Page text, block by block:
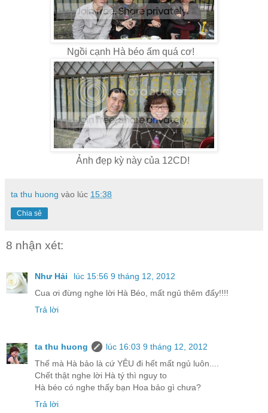
Ngồi cạnh Hà béo ấm quá cơ!
Ảnh đẹp kỳ này của 12CD!
ta thu huong vào lúc 15:38
Chia sẻ
8 nhận xét:
Như Hải
lúc 15:56 9 tháng 12, 2012
Cua ơi đừng nghe lời Hà Béo, mất ngủ thêm đấy!!!!
Trả lời
ta thu huong
lúc 16:03 9 tháng 12, 2012
Thế mà Hà bảo là cứ YÊU đi hết mất ngủ luôn....
Chết thật nghe lời Hà tý thì nguy to
Hà béo có nghe thấy bạn Hoa bảo gì chưa?
Trả lời